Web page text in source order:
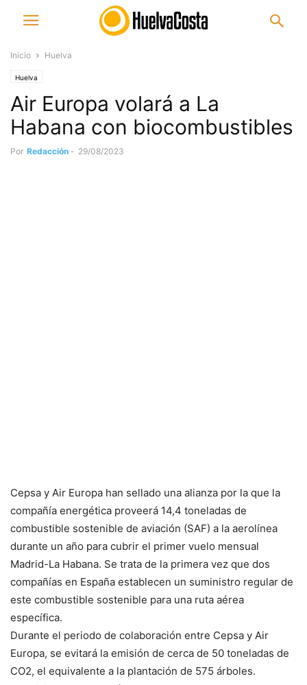
Inicio Huelva
Huelva
Air Europa volará a La
Habana con biocombustibles
Por Redacción - 29/08/2023
Cepsa y Air Europa han sellado una alianza por la que la
compañía energética proveerá 14,4 toneladas de
combustible sostenible de aviación (SAF) a la aerolínea
durante un año para cubrir el primer vuelo mensual
Madrid-La Habana. Se trata de la primera vez que dos
compañías en España establecen un suministro regular de
este combustible sostenible para una ruta aérea
específica.
Durante el periodo de colaboración entre Cepsa y Air
Europa, se evitará la emisión de cerca de 50 toneladas de
CO2, el equivalente a la plantación de 575 árboles.